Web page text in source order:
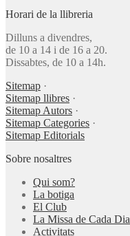
Horari de la llibreria
Dilluns a divendres,
de 10 a 14 i de 16 a 20.
Dissabtes, de 10 a 14h.
Sitemap ·
Sitemap llibres ·
Sitemap Autors ·
Sitemap Categories ·
Sitemap Editorials
Sobre nosaltres
Qui som?
La botiga
El Club
La Missa de Cada Dia
Activitats